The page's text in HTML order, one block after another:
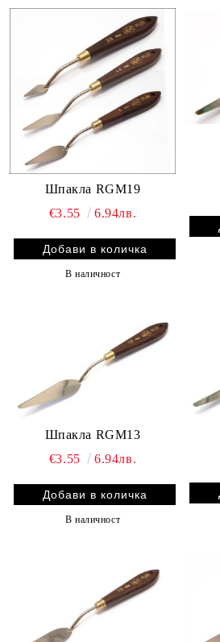
Шпакла RGM19
€3.55
6.94лв.
В наличност
Шпакла RGM13
€3.55
6.94лв.
В наличност